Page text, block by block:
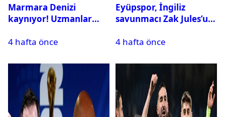
Marmara Denizi
kaynıyor! Uzmanlar
4 hafta önce
Eyüpspor, İngiliz
savunmacı Zak Jules’u
4 hafta önce